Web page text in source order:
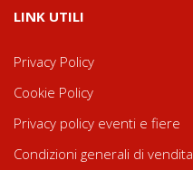
LINK UTILI
Privacy Policy
Cookie Policy
Privacy policy eventi e fiere
Condizioni generali di vendita